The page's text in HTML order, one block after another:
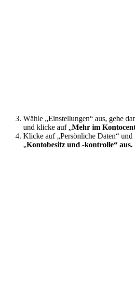
Wähle „Einstellungen“ aus, gehe
und klicke auf „Mehr im
Klicke auf „Persönliche Daten“ und
„Kontobesitz und -kontrolle“ aus.